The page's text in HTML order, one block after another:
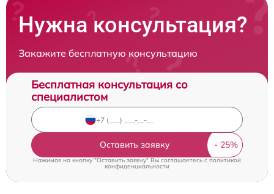
Нужна консультация?
Закажите бесплатную консультацию
Бесплатная консультация со
специалистом
Оставить заявку
Нажимая на кнопку "Оставить заявку" Вы соглашаетесь cполитикой
конфиденциальности